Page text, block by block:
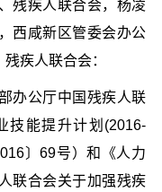
残疾人联合会，杨凌
西咸新区管委会办公
疾人联合会：
办公厅中国残疾人联
技能提升计划(2016-
〕69号）和《人力
联合会关于加强残疾